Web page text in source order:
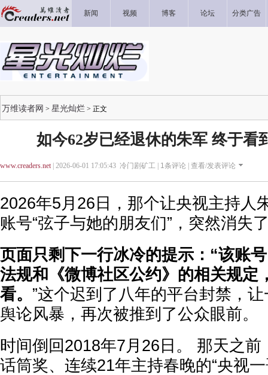
新闻 视频 博客 论坛 分类广告
万维读者网 > 星光灿烂 > 正文
如今62岁已经退休的朱军 终于看
www.creaders.net| 2026-06-01 17:05:43 冷门剧矿工 | 1条评论 | 查看/发表评论
2026年5月26日，那个让央视主持人
账号“弦子与她的朋友们”，突然消失
页面只剩下一行冰冷的提示：“该账
法规和《微博社区公约》的相关规定
看。 ”这个迟到了八年的平台封禁，
舆论风暴，再次被推到了公众眼前。
时间倒回2018年7月26日。 那天之前
话筒奖、连续21年主持春晚的“央视